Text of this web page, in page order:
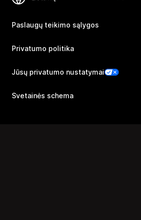
Paslaugų teikimo sąlygos
Privatumo politika
Jūsų privatumo nustatymai
Svetainės schema